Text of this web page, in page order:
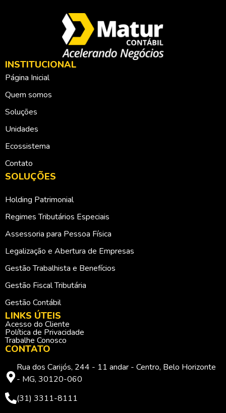
INSTITUCIONAL
Página Inicial
Quem somos
Soluções
Unidades
Ecossistema
Contato
SOLUÇÕES
Holding Patrimonial
Regimes Tributários Especiais
Assessoria para Pessoa Física
Legalização e Abertura de Empresas
Gestão Trabalhista e Benefícios
Gestão Fiscal Tributária
Gestão Contábil
LINKS ÚTEIS
Acesso do Cliente
Política de Privacidade
Trabalhe Conosco
CONTATO
Rua dos Carijós, 244 - 11 andar - Centro, Belo Horizonte
- MG, 30120-060
(31) 3311-8111